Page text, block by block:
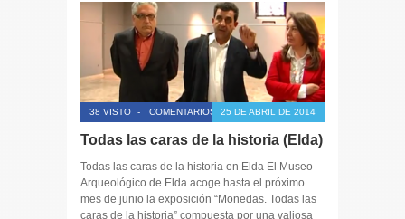
38 VISTO - COMENTARIOS CERRADOS25 DE ABRIL DE 2014
Todas las caras de la historia (Elda)
Todas las caras de la historia en Elda El Museo
Arqueológico de Elda acoge hasta el próximo
mes de junio la exposición “Monedas. Todas las
caras de la historia” compuesta por una valiosa